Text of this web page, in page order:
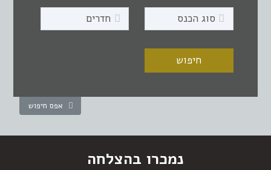
אפס חיפוש
נמכרו בהצלחה